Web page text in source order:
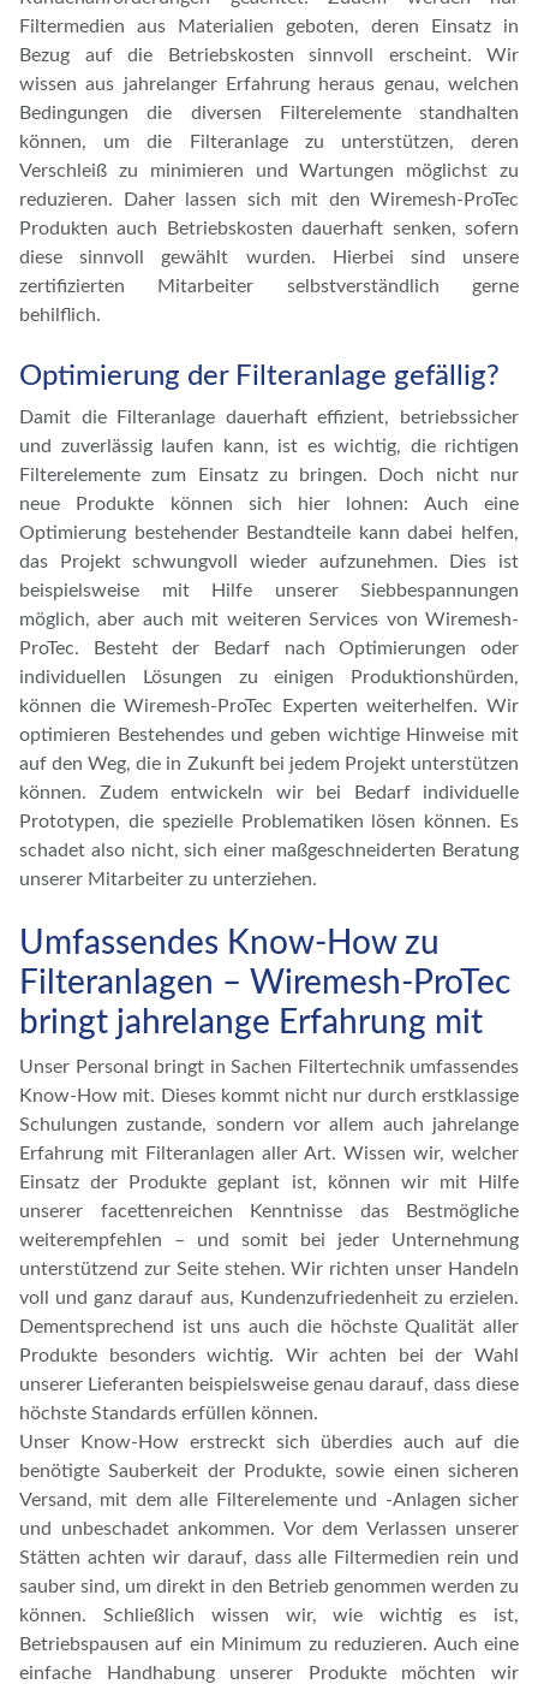
Filtermedien aus Materialien geboten, deren Einsatz in
Bezug auf die Betriebskosten sinnvoll erscheint. Wir
wissen aus jahrelanger Erfahrung heraus genau, welchen
Bedingungen die diversen Filterelemente standhalten
können, um die Filteranlage zu unterstützen, deren
Verschleiß zu minimieren und Wartungen möglichst zu
reduzieren. Daher lassen sich mit den Wiremesh-ProTec
Produkten auch Betriebskosten dauerhaft senken, sofern
diese sinnvoll gewählt wurden. Hierbei sind unsere
zertifizierten Mitarbeiter selbstverständlich gerne
behilflich.
Optimierung der Filteranlage gefällig?
Damit die Filteranlage dauerhaft effizient, betriebssicher
und zuverlässig laufen kann, ist es wichtig, die richtigen
Filterelemente zum Einsatz zu bringen. Doch nicht nur
neue Produkte können sich hier lohnen: Auch eine
Optimierung bestehender Bestandteile kann dabei helfen,
das Projekt schwungvoll wieder aufzunehmen. Dies ist
beispielsweise mit Hilfe unserer Siebbespannungen
möglich, aber auch mit weiteren Services von Wiremesh-
ProTec. Besteht der Bedarf nach Optimierungen oder
individuellen Lösungen zu einigen Produktionshürden,
können die Wiremesh-ProTec Experten weiterhelfen. Wir
optimieren Bestehendes und geben wichtige Hinweise mit
auf den Weg, die in Zukunft bei jedem Projekt unterstützen
können. Zudem entwickeln wir bei Bedarf individuelle
Prototypen, die spezielle Problematiken lösen können. Es
schadet also nicht, sich einer maßgeschneiderten Beratung
unserer Mitarbeiter zu unterziehen.
Umfassendes Know-How zu
Filteranlagen – Wiremesh-ProTec
bringt jahrelange Erfahrung mit
Unser Personal bringt in Sachen Filtertechnik umfassendes
Know-How mit. Dieses kommt nicht nur durch erstklassige
Schulungen zustande, sondern vor allem auch jahrelange
Erfahrung mit Filteranlagen aller Art. Wissen wir, welcher
Einsatz der Produkte geplant ist, können wir mit Hilfe
unserer facettenreichen Kenntnisse das Bestmögliche
weiterempfehlen – und somit bei jeder Unternehmung
unterstützend zur Seite stehen. Wir richten unser Handeln
voll und ganz darauf aus, Kundenzufriedenheit zu erzielen.
Dementsprechend ist uns auch die höchste Qualität aller
Produkte besonders wichtig. Wir achten bei der Wahl
unserer Lieferanten beispielsweise genau darauf, dass diese
höchste Standards erfüllen können.
Unser Know-How erstreckt sich überdies auch auf die
benötigte Sauberkeit der Produkte, sowie einen sicheren
Versand, mit dem alle Filterelemente und -Anlagen sicher
und unbeschadet ankommen. Vor dem Verlassen unserer
Stätten achten wir darauf, dass alle Filtermedien rein und
sauber sind, um direkt in den Betrieb genommen werden zu
können. Schließlich wissen wir, wie wichtig es ist,
Betriebspausen auf ein Minimum zu reduzieren. Auch eine
einfache Handhabung unserer Produkte möchten wir